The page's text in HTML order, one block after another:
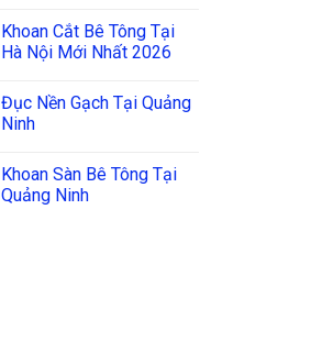
Khoan Cắt Bê Tông Tại
Hà Nội Mới Nhất 2026
Đục Nền Gạch Tại Quảng
Ninh
Khoan Sàn Bê Tông Tại
Quảng Ninh